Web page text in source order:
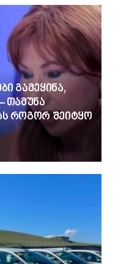
გამეყინა,
თამუნა
როგორ შეიტყო